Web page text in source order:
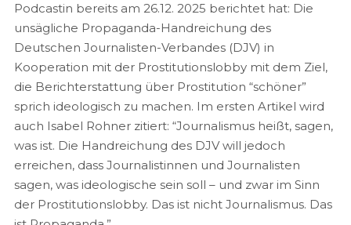
Podcastin bereits am 26.12. 2025 berichtet hat: Die
unsägliche Propaganda-Handreichung des
Deutschen Journalisten-Verbandes (DJV) in
Kooperation mit der Prostitutionslobby mit dem Ziel,
die Berichterstattung über Prostitution “schöner”
sprich ideologisch zu machen. Im ersten Artikel wird
auch Isabel Rohner zitiert: “Journalismus heißt, sagen,
was ist. Die Handreichung des DJV will jedoch
erreichen, dass Journalistinnen und Journalisten
sagen, was ideologische sein soll – und zwar im Sinn
der Prostitutionslobby. Das ist nicht Journalismus. Das